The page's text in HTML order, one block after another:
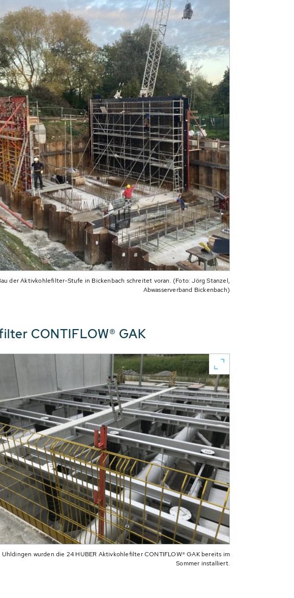
der Aktivkohlefilter-Stufe in Bickenbach schreitet voran. (Foto: Jörg Stanzel,
Abwasserverband Bickenbach)
CONTIFLOW® GAK
Uhldingen wurden die 24 HUBER Aktivkohlefilter CONTIFLOW® GAK bereits im
Sommer installiert.